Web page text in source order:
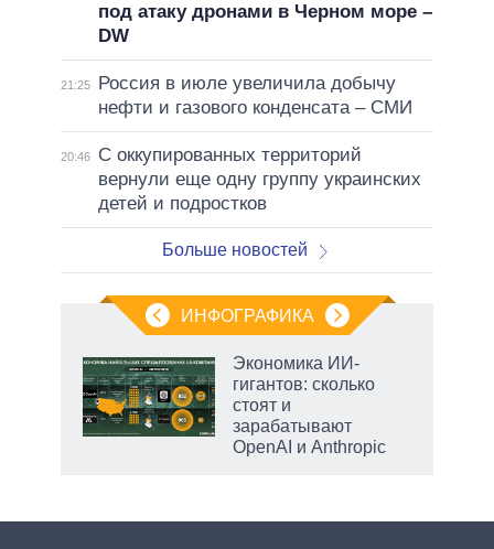
под атаку дронами в Черном море –
DW
21:25
Россия в июле увеличила добычу
нефти и газового конденсата – СМИ
20:46
С оккупированных территорий
вернули еще одну группу украинских
детей и подростков
Больше новостей
ИНФОГРАФИКА
Экономика ИИ-
гигантов: сколько
стоят и
зарабатывают
OpenAI и Anthropic